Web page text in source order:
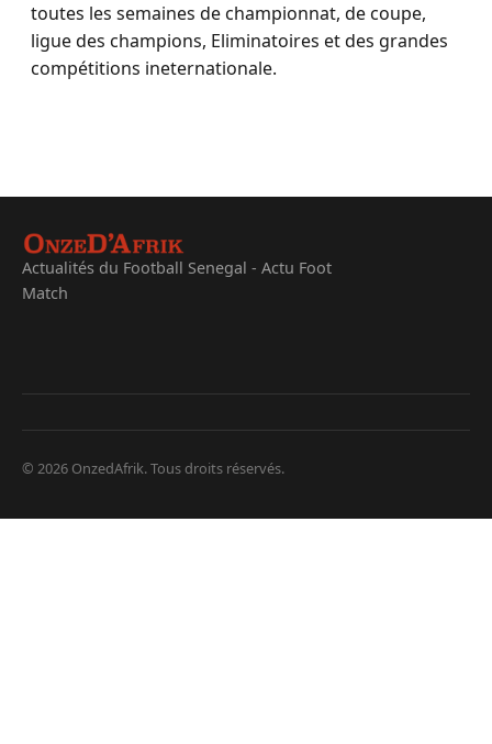
toutes les semaines de championnat, de coupe,
ligue des champions, Eliminatoires et des grandes
compétitions ineternationale.
Actualités du Football Senegal - Actu Foot
Match
© 2026 OnzedAfrik. Tous droits réservés.